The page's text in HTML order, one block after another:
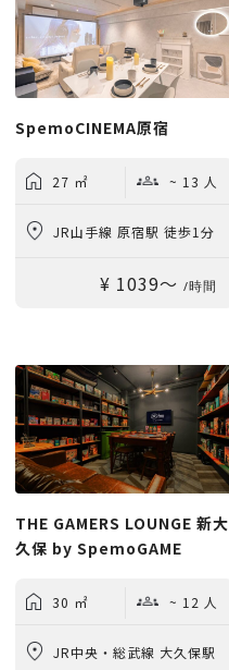
SpemoCINEMA原宿
27 ㎡ ~ 13 人
JR山手線 原宿駅 徒歩1分
¥ 1039〜 /時間
THE GAMERS LOUNGE 新大
久保 by SpemoGAME
30 ㎡ ~ 12 人
JR中央・総武線 大久保駅